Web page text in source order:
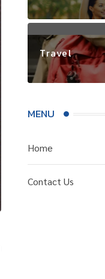
Travel
MENU
Home
Contact Us